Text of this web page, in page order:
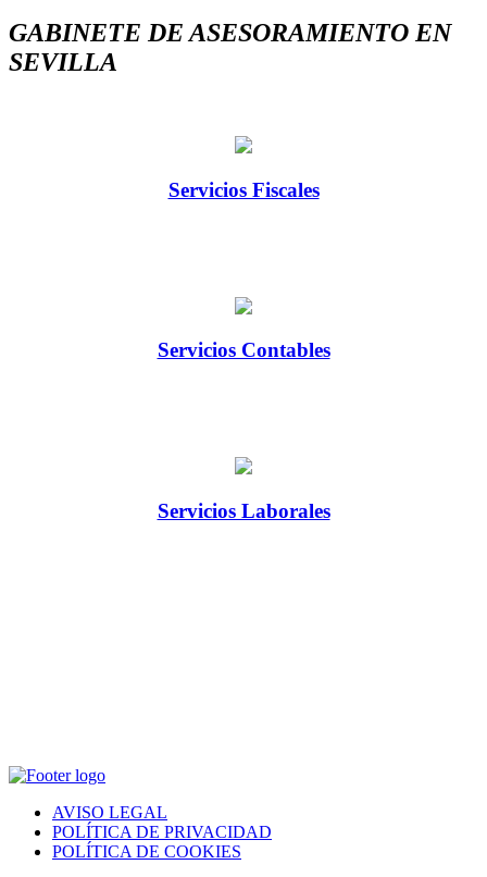
GABINETE DE ASESORAMIENTO EN
SEVILLA
Servicios Fiscales
Servicios Contables
Servicios Laborales
AVISO LEGAL
POLÍTICA DE PRIVACIDAD
POLÍTICA DE COOKIES